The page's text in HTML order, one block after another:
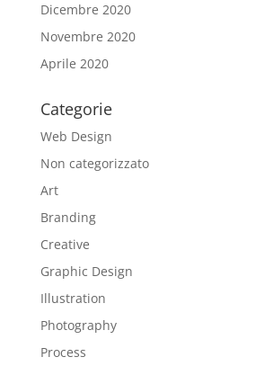
Dicembre 2020
Novembre 2020
Aprile 2020
Categorie
Web Design
Non categorizzato
Art
Branding
Creative
Graphic Design
Illustration
Photography
Process